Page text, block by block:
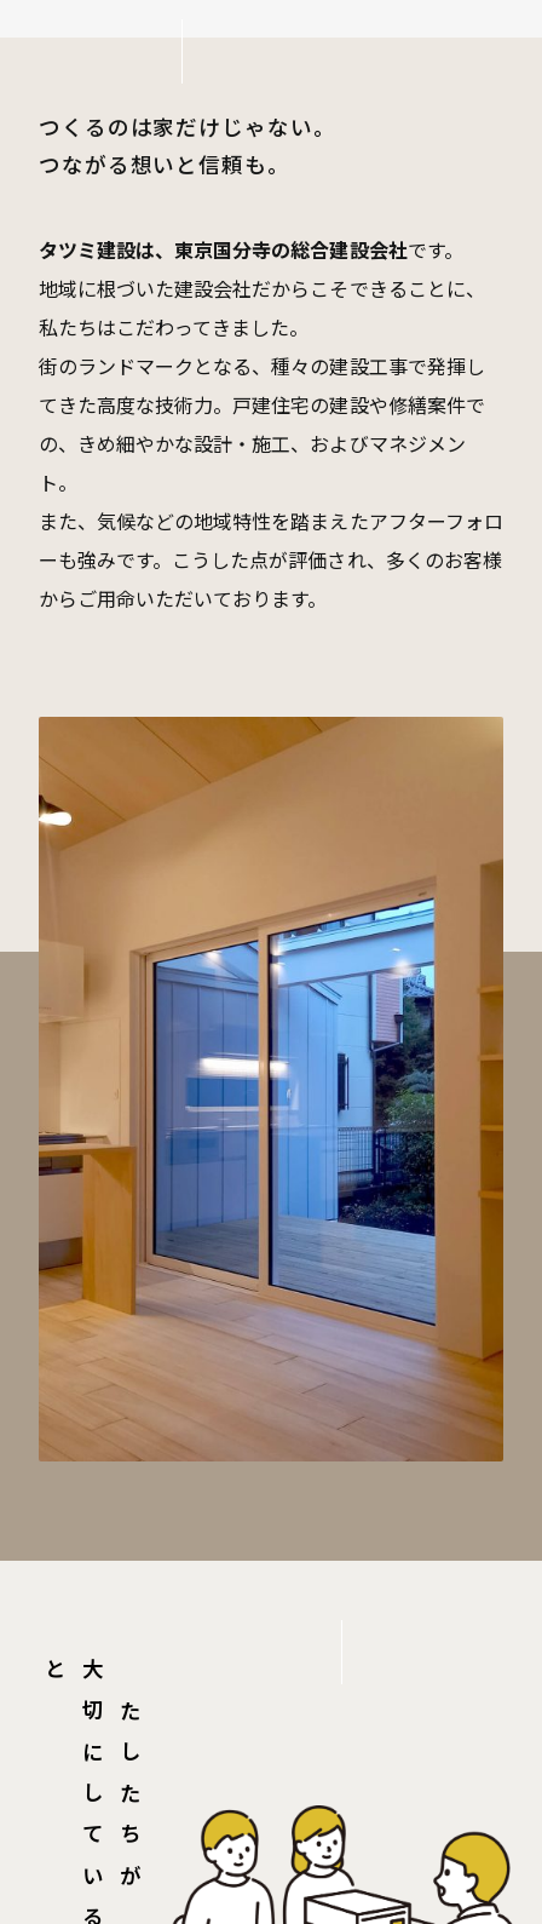
つくるのは家だけじゃない。
つながる想いと信頼も。
タツミ建設は、東京国分寺の総合建設会社です。
地域に根づいた建設会社だからこそできることに、
私たちはこだわってきました。
街のランドマークとなる、種々の建設工事で発揮し
てきた高度な技術力。戸建住宅の建設や修繕案件で
の、きめ細やかな設計・施工、およびマネジメン
ト。
また、気候などの地域特性を踏まえたアフターフォロ
ーも強みです。こうした点が評価され、多くのお客様
からご用命いただいております。
わたしたちが
大
切
に
し
て
い
る
こ
と